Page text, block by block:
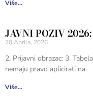
Više...
JAVNI POZIV
20 Aprila, 2026
2. Prijavni obrazac: 3.
nemaju pravo aplicirati na
Više...